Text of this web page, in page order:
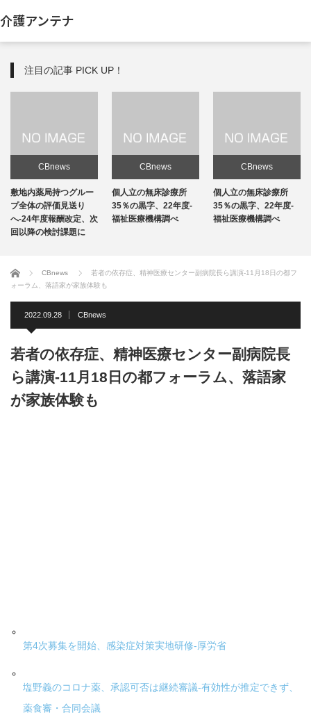
介護アンテナ
注目の記事 PICK UP！
CBnews
敷地内薬局持つグルー
プ全体の評価見送り
へ-24年度報酬改定、次
回以降の検討課題に
CBnews
個人立の無床診療所
35％の黒字、22年度-
福祉医療機構調べ
CBnews
個人立の無床診療所
35％の黒字、22年度-
福祉医療機構調べ
ホーム CBnews
若者の依存症、精神医療センター副病院長ら講演-11月18日の都フ
ォーラム、落語家が家族体験も
2022.09.28 CBnews
若者の依存症、精神医療センター副病院長
ら講演-11月18日の都フォーラム、落語家
が家族体験も
第4次募集を開始、感染症対策実地研修-厚労省
塩野義のコロナ薬、承認可否は継続審議-有効性が推定できず、
薬食審・合同会議